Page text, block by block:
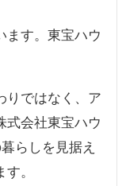
ます。東宝ハウ
りではなく、ア
式会社東宝ハウ
らしを見据え
。